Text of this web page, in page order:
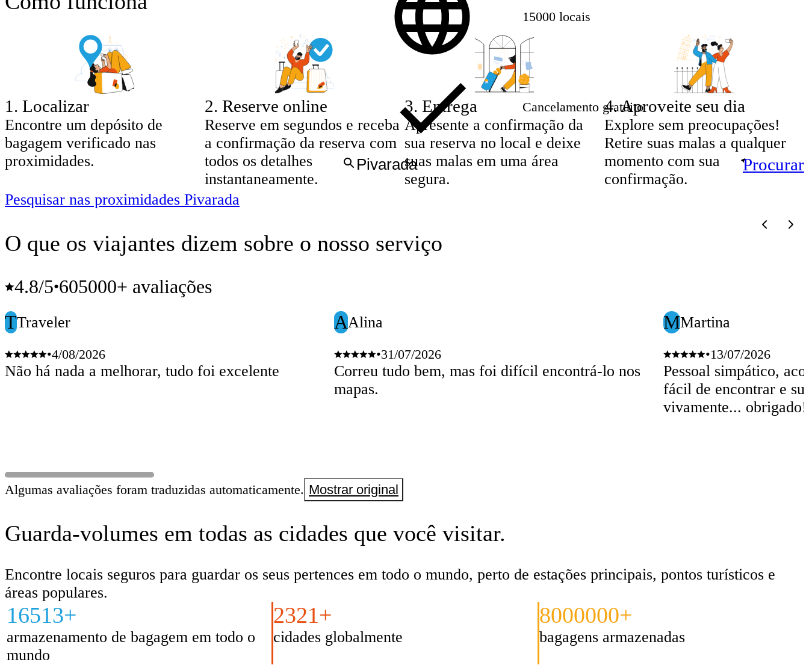
15000 locais
Cancelamento gratuito
Procurar
1 . Localizar
Encontre um depósito de
bagagem verificado nas
proximidades.
2. Reserve online
Reserve em segundos e receba
a confirmação da reserva com
todos os detalhes
instantaneamente.
3. Entrega
Apresente a confirmação da
sua reserva no local e deixe
suas malas em uma área
segura.
4.Aproveite seu dia
Explore sem preocupações!
Retire suas malas a qualquer
momento com sua
confirmação.
Pesquisar nas proximidades Pivarada
O que os viajantes dizem sobre o nosso serviço
4.8/5•605000+ avaliações
TTraveler
•4/08/2026
Não há nada a melhorar, tudo foi excelente
AAlina
•31/07/2026
Correu tudo bem, mas foi difícil encontrá-lo nos
mapas.
MMartina
•13/07/2026
Pessoal simpático,
fácil de encontrar e
vivamente...
Algumas avaliações foram traduzidas automaticamente. Mostrar original
Guarda-volumes em todas as cidades que você visitar.
Encontre locais seguros para guardar os seus pertences em todo o mundo, perto de estações principais, pontos turísticos e
áreas populares.
16513+
armazenamento de bagagem em todo o
mundo
2321+
cidades globalmente
8000000+
bagagens armazenadas